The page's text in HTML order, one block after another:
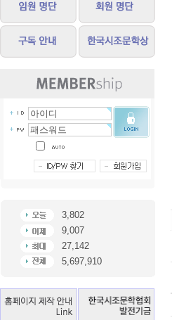
3,802
9,007
27,142
5,697,910